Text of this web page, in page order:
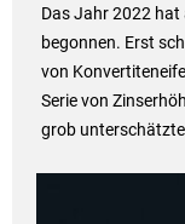
Das Jahr 2022 hat
begonnen. Erst
von
Serie von
grob